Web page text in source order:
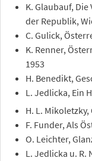
K. Glaubauf,
der Republik,
C. Gulick,
K. Renner,
1953
H. Benedikt,
L. Jedlicka, Ein
H. L.
F. Funder, Als
O. Leichter,
L. Jedlicka u. R.